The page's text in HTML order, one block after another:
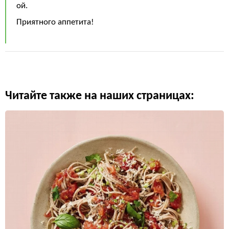
ой.
Приятного аппетита!
Читайте также на наших страницах: